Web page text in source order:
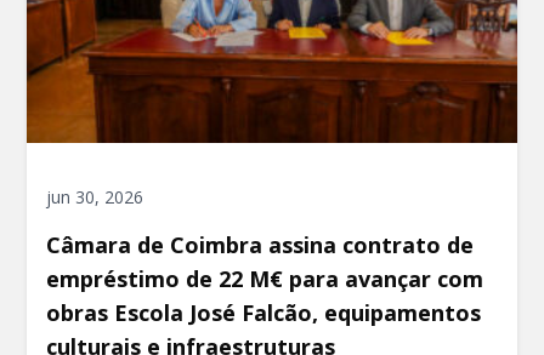
jun 30, 2026
Câmara de Coimbra assina contrato de
empréstimo de 22 M€ para avançar com
obras Escola José Falcão, equipamentos
culturais e infraestruturas